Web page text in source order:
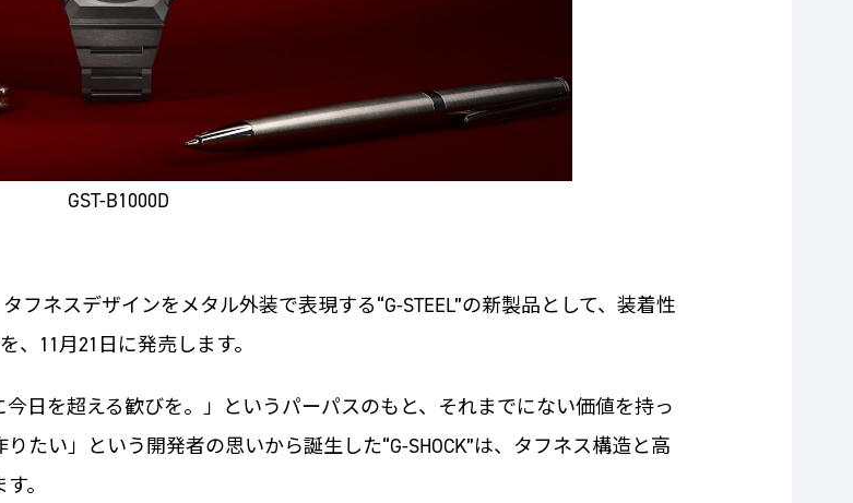
GST-B1000D
フネスデザインをメタル外装で表現する“G-STEEL”の新製品として、装着性
、11月21日に発売します。
日を超える歓びを。」というパーパスのもと、それまでにない価値を持っ
たい」という開発者の思いから誕生した“G-SHOCK”は、タフネス構造と高
。